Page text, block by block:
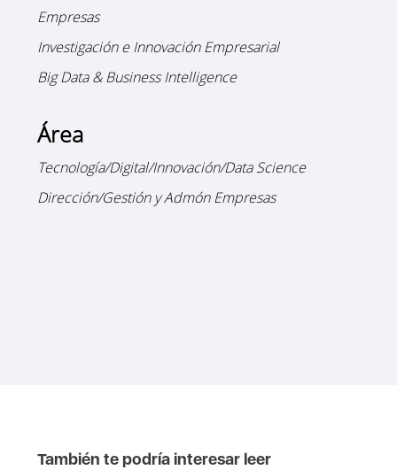
Empresas
Investigación e Innovación Empresarial
Big Data & Business Intelligence
Área
Tecnología/Digital/Innovación/Data Science
Dirección/Gestión y Admón Empresas
También te podría interesar leer